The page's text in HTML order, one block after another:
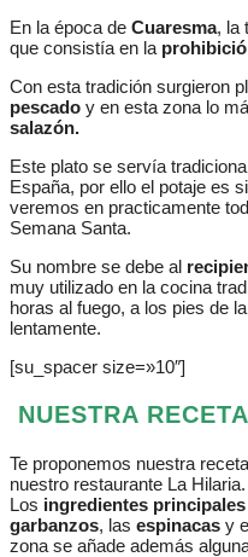
En la época de Cuaresma, la
que consistía en la
Con esta tradición surgieron
pescado y en esta zona lo
salazón.
Este plato se servía
España, por ello el potaje es
veremos en practicamente
Semana Santa.
Su nombre se debe al
muy utilizado en la cocina
horas al fuego, a los pies de
lentamente.
[su_spacer size=»10″]
NUESTRA
Te proponemos nuestra
nuestro restaurante La Hilaria.
Los ingredientes principales
garbanzos, las espinacas y
zona se añade además